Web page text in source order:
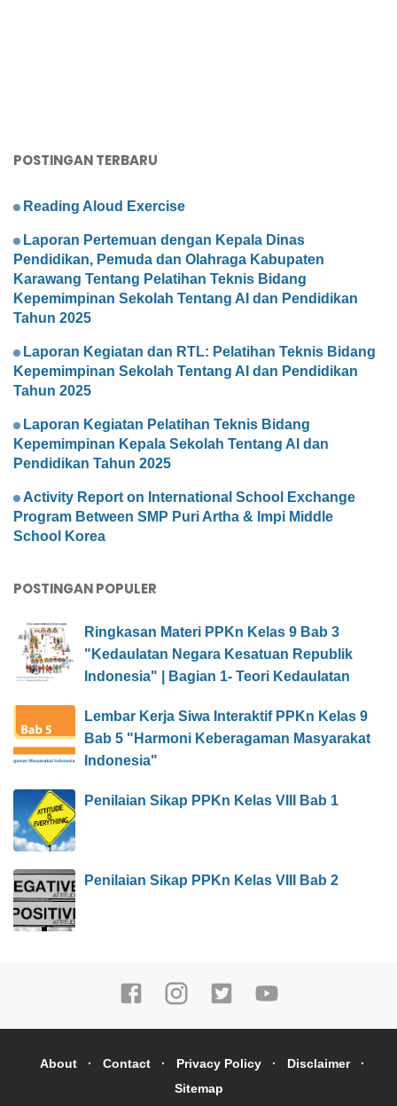
POSTINGAN TERBARU
Reading Aloud Exercise
Laporan Pertemuan dengan Kepala Dinas
Pendidikan, Pemuda dan Olahraga Kabupaten
Karawang Tentang Pelatihan Teknis Bidang
Kepemimpinan Sekolah Tentang AI dan Pendidikan
Tahun 2025
Laporan Kegiatan dan RTL: Pelatihan Teknis Bidang
Kepemimpinan Sekolah Tentang AI dan Pendidikan
Tahun 2025
Laporan Kegiatan Pelatihan Teknis Bidang
Kepemimpinan Kepala Sekolah Tentang AI dan
Pendidikan Tahun 2025
Activity Report on International School Exchange
Program Between SMP Puri Artha & Impi Middle
School Korea
POSTINGAN POPULER
Ringkasan Materi PPKn Kelas 9 Bab 3
"Kedaulatan Negara Kesatuan Republik
Indonesia" | Bagian 1- Teori Kedaulatan
Lembar Kerja Siwa Interaktif PPKn Kelas 9
Bab 5 "Harmoni Keberagaman Masyarakat
Indonesia"
Penilaian Sikap PPKn Kelas VIII Bab 1
Penilaian Sikap PPKn Kelas VIII Bab 2
About Contact Privacy Policy
Disclaimer
Sitemap